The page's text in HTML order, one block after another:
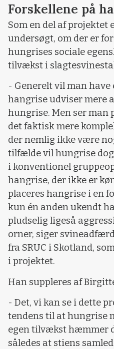
Forskellene på
Som en del af projektet
undersøgt, om der er
hungrises sociale
tilvækst i
- Generelt vil man
hangrise udviser mere
hungrise. Men ser man
det faktisk mere
der nemlig ikke være
tilfælde vil hungrise
i konventionel
hangrise, der ikke er
placeres hangrise i en
kun én anden ukendt
pludselig ligeså
orner, siger
fra SRUC i Skotland,
i projektet.
Han suppleres af
- Det, vi kan se i dette
tendens til at hungrise
egen tilvækst hæmmer
således at stiens